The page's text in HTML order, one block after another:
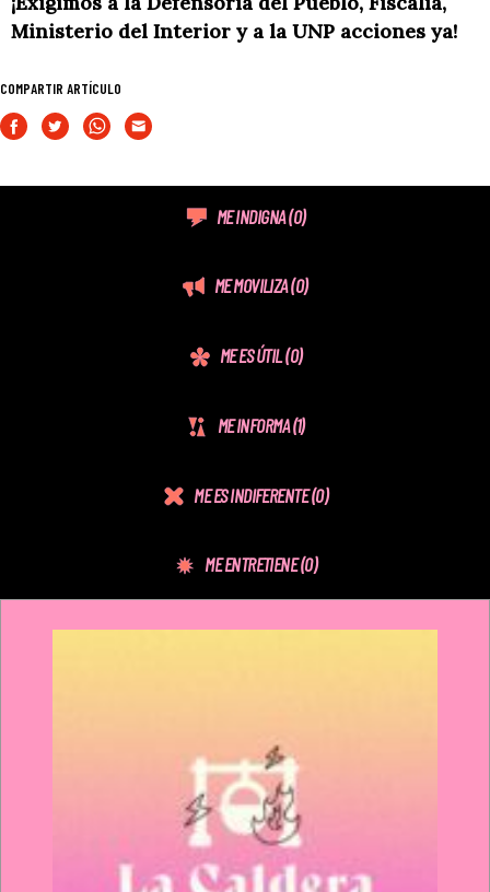
Ministerio del Interior y a la UNP acciones ya!
COMPARTIR ARTÍCULO
ME INDIGNA(0)
ME MOVILIZA(0)
ME ES ÚTIL(0)
ME INFORMA(1)
ME ES INDIFERENTE(0)
ME ENTRETIENE(0)